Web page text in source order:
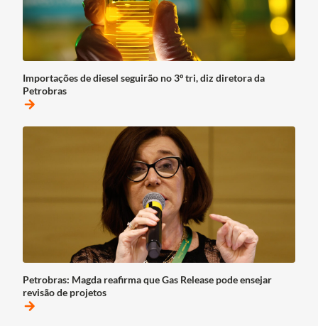
Importações de diesel seguirão no 3º tri, diz diretora da
Petrobras
arrow_forward
Petrobras: Magda reafirma que Gas Release pode ensejar
revisão de projetos
arrow_forward